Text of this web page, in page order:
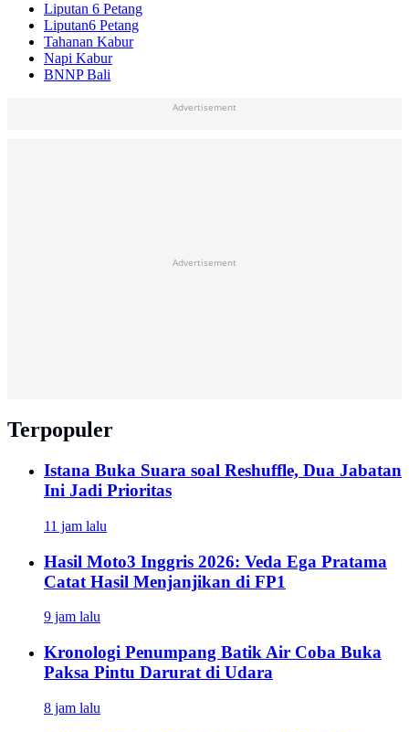
Liputan 6 Petang
Liputan6 Petang
Tahanan Kabur
Napi Kabur
BNNP Bali
Advertisement
Advertisement
Terpopuler
Istana Buka Suara soal Reshuffle, Dua Jabatan
Ini Jadi Prioritas
11 jam lalu
Hasil Moto3 Inggris 2026: Veda Ega Pratama
Catat Hasil Menjanjikan di FP1
9 jam lalu
Kronologi Penumpang Batik Air Coba Buka
Paksa Pintu Darurat di Udara
8 jam lalu